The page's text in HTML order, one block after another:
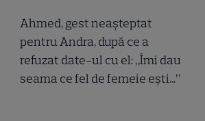
Ahmed, gest neașteptat
pentru Andra, după ce a
refuzat date-ul cu el: „Îmi dau
seama ce fel de femeie ești...”